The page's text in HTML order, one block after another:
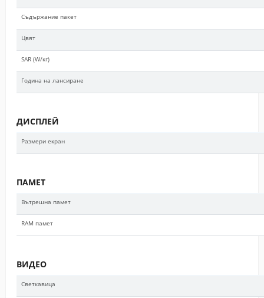
Съдържание пакет
Цвят
SAR (W/кг)
Година на лансиране
ДИСПЛЕЙ
Размери екран
ПАМЕТ
Вътрешна памет
RAM памет
ВИДЕО
Светкавица